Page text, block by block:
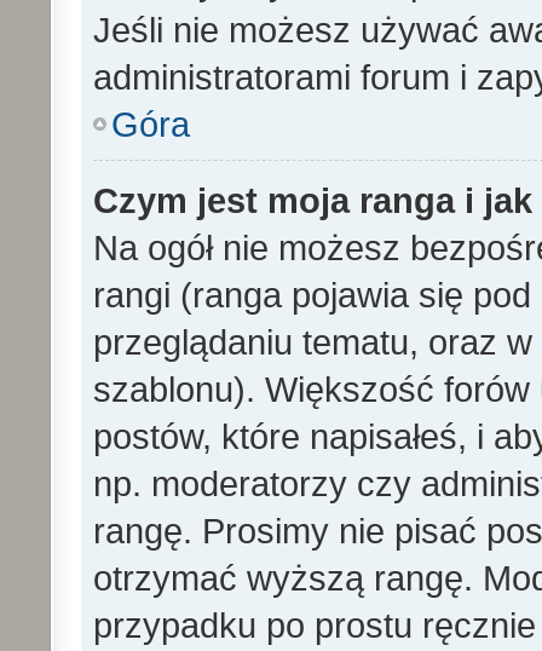
Jeśli nie możesz używać
administratorami forum i
Góra
Czym jest moja ranga i
Na ogół nie możesz
rangi (ranga pojawia się
przeglądaniu tematu, oraz
szablonu). Większość
postów, które napisałeś, i
np. moderatorzy czy
rangę. Prosimy nie pisać
otrzymać wyższą rangę.
przypadku po prostu